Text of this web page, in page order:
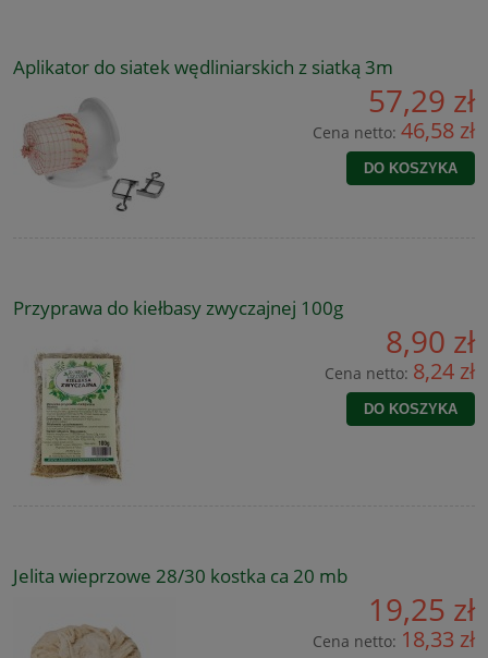
Aplikator do siatek wędliniarskich z siatką 3m
57,29 zł
Cena netto: 46,58 zł
DO KOSZYKA
Przyprawa do kiełbasy zwyczajnej 100g
8,90 zł
Cena netto: 8,24 zł
DO KOSZYKA
Jelita wieprzowe 28/30 kostka ca 20 mb
19,25 zł
Cena netto: 18,33 zł